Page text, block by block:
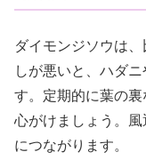
ダイモンジソウは
しが悪いと、ハダ
す。定期的に葉の
心がけましょう。
につながります。